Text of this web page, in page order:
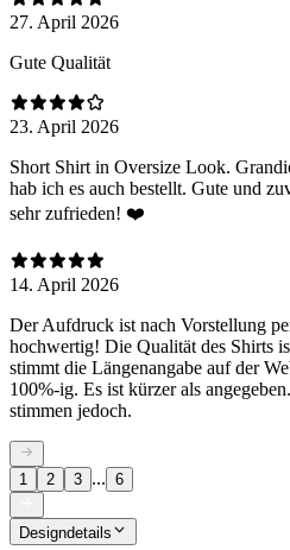
27. April 2026
Gute Qualität
23. April 2026
Short Shirt in Oversize Look.
hab ich es auch bestellt. Gute und
sehr zufrieden! ❤️
14. April 2026
Der Aufdruck ist nach Vorstellung
hochwertig! Die Qualität des Shirts
stimmt die Längenangabe auf der
100%-ig. Es ist kürzer als
stimmen jedoch.
1 2 3 ... 6
Designdetails